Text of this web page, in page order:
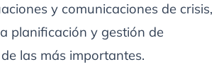
y comunicaciones de crisis,
planificación y gestión de
las más importantes.